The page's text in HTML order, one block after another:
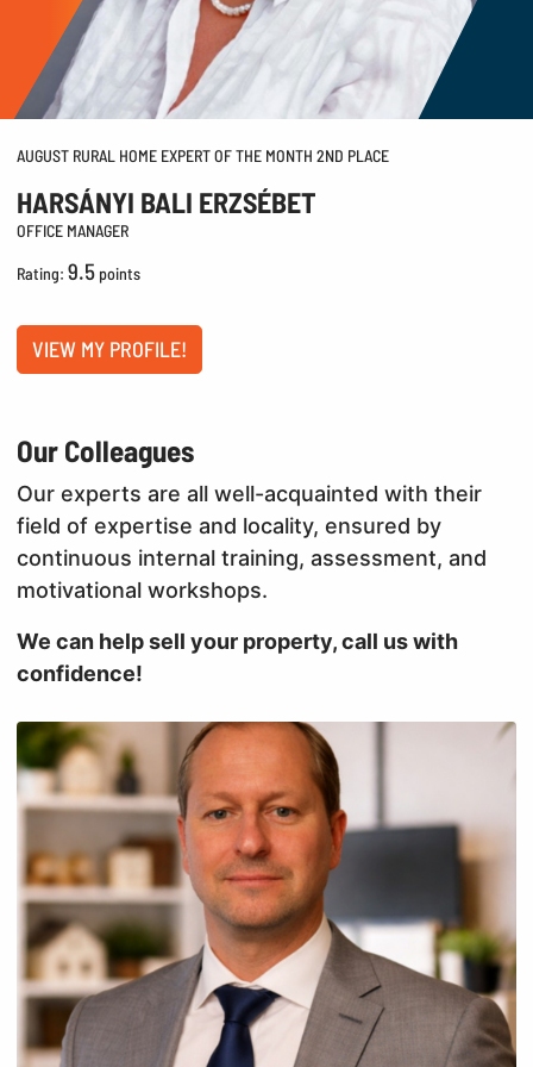
AUGUST RURAL HOME EXPERT OF THE MONTH 2ND PLACE
HARSÁNYI BALI ERZSÉBET
OFFICE MANAGER
Rating:9.5 points
VIEW MY PROFILE!
Our Colleagues
Our experts are all well-acquainted with their
field of expertise and locality, ensured by
continuous internal training, assessment, and
motivational workshops.
We can help sell your property, call us with
confidence!